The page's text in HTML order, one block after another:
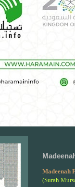
Madeenah
(Surah